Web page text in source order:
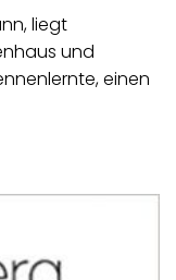
liegt
und
einen